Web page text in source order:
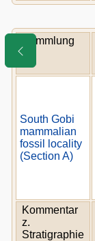
Sammlung
South Gobi
mammalian
fossil locality
(Section A)
Kommentar
z.
Stratigraphie